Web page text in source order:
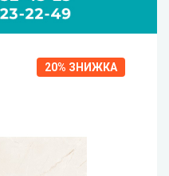
20% ЗНИЖКА